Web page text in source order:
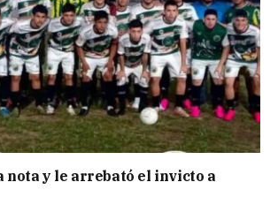
nota y le arrebató el invicto a